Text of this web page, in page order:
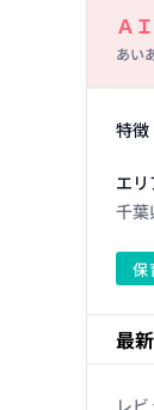
Ａ
あい
特徴
エリ
千葉
保
最
レ